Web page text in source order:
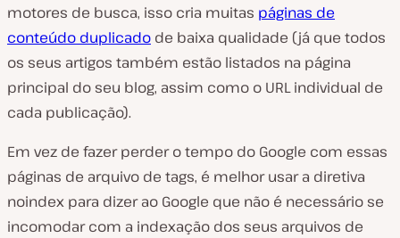
motores de busca, isso cria muitas páginas de
conteúdo duplicado de baixa qualidade (já que todos
os seus artigos também estão listados na página
principal do seu blog, assim como o URL individual de
cada publicação).
Em vez de fazer perder o tempo do Google com essas
páginas de arquivo de tags, é melhor usar a diretiva
noindex para dizer ao Google que não é necessário se
incomodar com a indexação dos seus arquivos de